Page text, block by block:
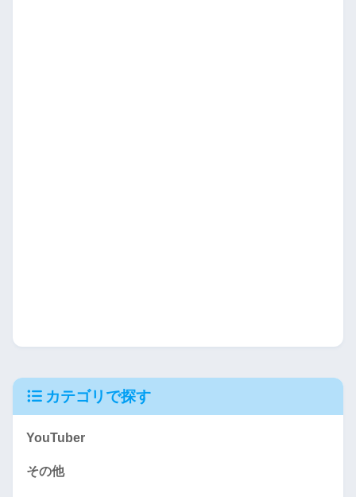
カテゴリで探す
YouTuber
その他